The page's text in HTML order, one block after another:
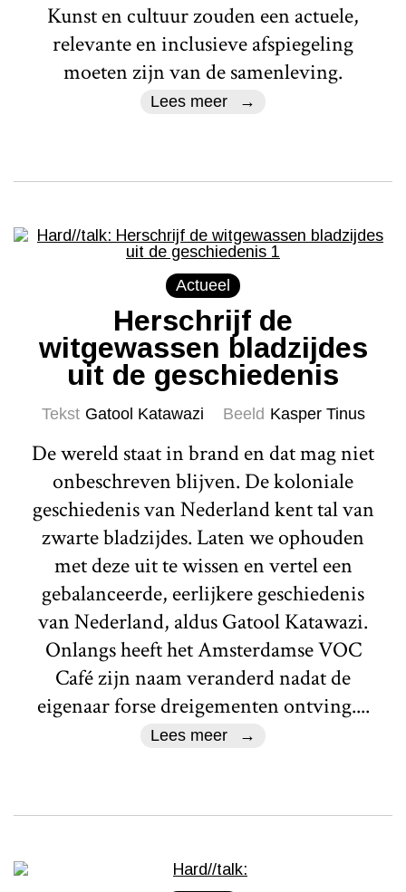
Kunst en cultuur zouden een actuele,
relevante en inclusieve afspiegeling
moeten zijn van de samenleving.
Lees meer
Actueel
Herschrijf de
witgewassen bladzijdes
uit de geschiedenis
Tekst Gatool Katawazi Beeld Kasper Tinus
De wereld staat in brand en dat mag niet
onbeschreven blijven. De koloniale
geschiedenis van Nederland kent tal van
zwarte bladzijdes. Laten we ophouden
met deze uit te wissen en vertel een
gebalanceerde, eerlijkere geschiedenis
van Nederland, aldus Gatool Katawazi.
Onlangs heeft het Amsterdamse VOC
Café zijn naam veranderd nadat de
eigenaar forse dreigementen ontving....
Lees meer